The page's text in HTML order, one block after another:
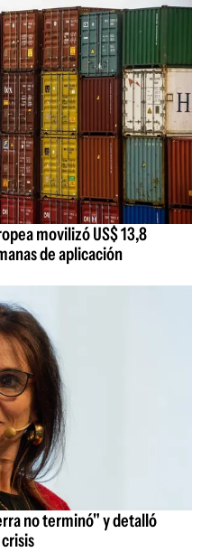
movilizó US$ 13,8
de aplicación
no terminó" y detalló